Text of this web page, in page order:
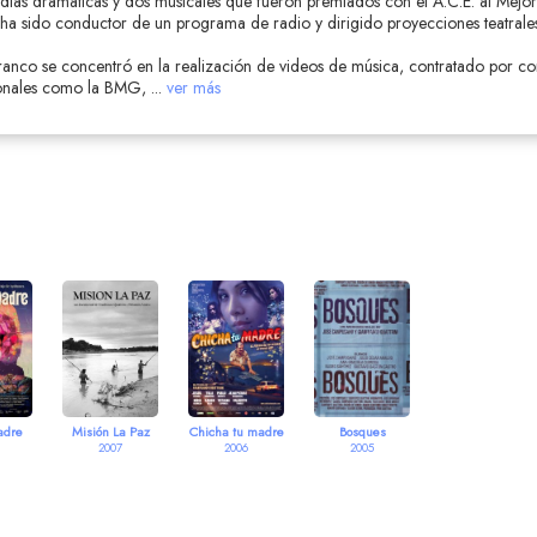
sido conductor de un programa de radio y dirigido proyecciones
se concentró en la realización de videos de música, contratado por
como la BMG, ... ver más
Misión La Paz
2007
Chicha tu madre
2006
Bosques
2005